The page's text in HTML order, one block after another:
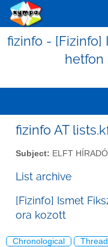
fizinfo - [Fizinfo]
hetfon
fizinfo AT
Subject: ELFT HÍRADÓ
List archive
[Fizinfo] Ismet
ora kozott
Chronological Thread